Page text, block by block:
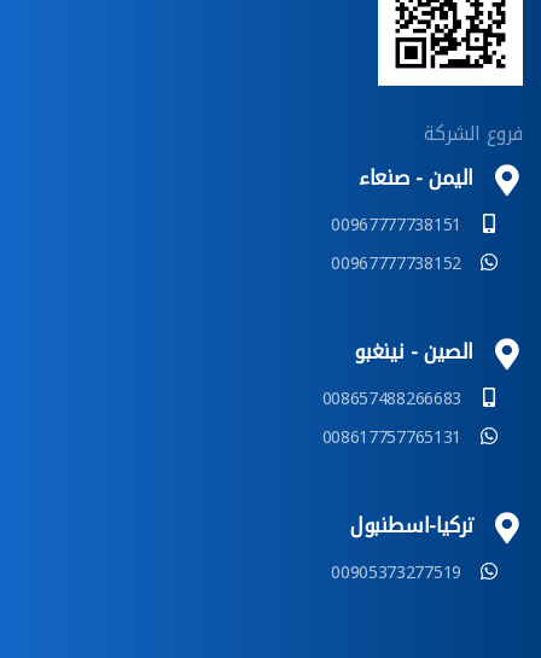
فروع الشركة
اليمن - صنعاء
00967777738151
00967777738152
الصين - نينغبو
008657488266683
008617757765131
تركيا-اسطنبول
00905373277519